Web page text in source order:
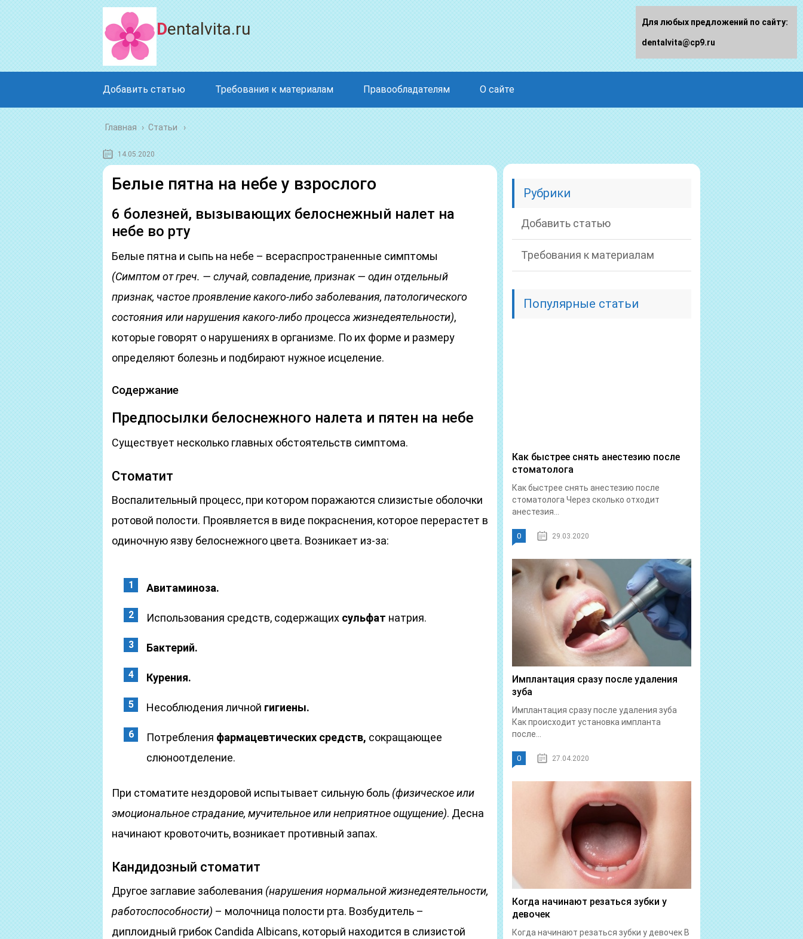
Dentalvita.ru
Добавить статью Требования к материалам Правообладателям О сайте
Главная › Статьи
14.05.2020
Белые пятна на небе у взрослого
6 болезней, вызывающих белоснежный налет на
небе во рту
Белые пятна и сыпь на небе – всераспространенные симптомы
(Симптом от греч. — случай, совпадение, признак — один отдельный
признак, частое проявление какого-либо заболевания, патологического
состояния или нарушения какого-либо процесса жизнедеятельности),
которые говорят о нарушениях в организме. По их форме и размеру
определяют болезнь и подбирают нужное исцеление.
Содержание
Предпосылки белоснежного налета и пятен на небе
Существует несколько главных обстоятельств симптома.
Стоматит
Воспалительный процесс, при котором поражаются слизистые оболочки
ротовой полости. Проявляется в виде покраснения, которое перерастет в
одиночную язву белоснежного цвета. Возникает из-за:
Авитаминоза.
Использования средств, содержащих сульфат натрия.
Бактерий.
Курения.
Несоблюдения личной гигиены.
Потребления фармацевтических средств, сокращающее
слюноотделение.
При стоматите нездоровой испытывает сильную боль (физическое или
эмоциональное страдание, мучительное или неприятное ощущение). Десна
начинают кровоточить, возникает противный запах.
Кандидозный стоматит
Другое заглавие заболевания (нарушения нормальной жизнедеятельности,
работоспособности) – молочница полости рта. Возбудитель –
диплоидный грибок Candida Albicans, который находится в слизистой
Рубрики
Добавить статью
Требования к материалам
Популярные статьи
Как быстрее снять анестезию после
стоматолога
Как быстрее снять анестезию после
стоматолога Через сколько отходит
анестезия...
0 29.03.2020
Имплантация сразу после удаления
зуба
Имплантация сразу после удаления зуба
Как происходит установка импланта
после...
0 27.04.2020
Когда начинают резаться зубки у
девочек
Когда начинают резаться зубки у девочек В
Для любых предложений по сайту:
dentalvita@cp9.ru